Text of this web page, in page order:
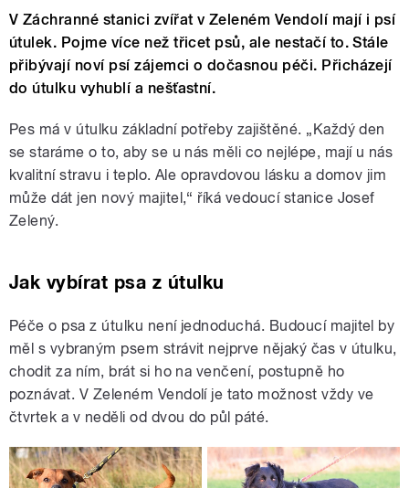
V Záchranné stanici zvířat v Zeleném Vendolí mají i psí
útulek. Pojme více než třicet psů, ale nestačí to. Stále
přibývají noví psí zájemci o dočasnou péči. Přicházejí
do útulku vyhublí a nešťastní.
Pes má v útulku základní potřeby zajištěné. „Každý den
se staráme o to, aby se u nás měli co nejlépe, mají u nás
kvalitní stravu i teplo. Ale opravdovou lásku a domov jim
může dát jen nový majitel,“ říká vedoucí stanice Josef
Zelený.
Jak vybírat psa z útulku
Péče o psa z útulku není jednoduchá. Budoucí majitel by
měl s vybraným psem strávit nejprve nějaký čas v útulku,
chodit za ním, brát si ho na venčení, postupně ho
poznávat. V Zeleném Vendolí je tato možnost vždy ve
čtvrtek a v neděli od dvou do půl páté.